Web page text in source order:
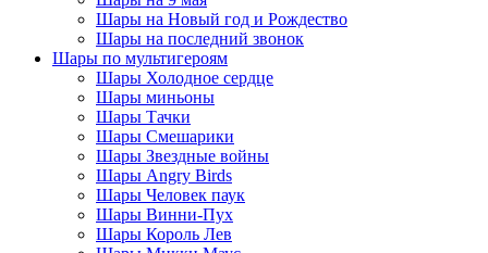
Шары на Новый год и Рождество
Шары на последний звонок
Шары по мультигероям
Шары Холодное сердце
Шары миньоны
Шары Тачки
Шары Смешарики
Шары Звездные войны
Шары Angry Birds
Шары Человек паук
Шары Винни-Пух
Шары Король Лев